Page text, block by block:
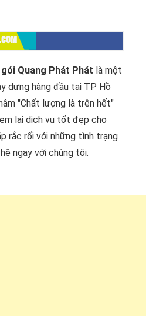
Quang Phát Phát là một
dựng hàng đầu tại TP Hồ
"Chất lượng là trên hết"
lại dịch vụ tốt đẹp cho
rắc rối với những tình trạng
ngay với chúng tôi.